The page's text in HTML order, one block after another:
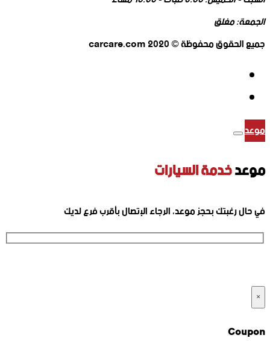
الجمعة:مغلق
جميع الحقوق محفوظة © 2020 carcare.com
موعد
موعدخدمة السيارات
في حال رغبتك بحجز موعد، الرجاء الإتصال بأقرب فرع لديك
×
Coupon